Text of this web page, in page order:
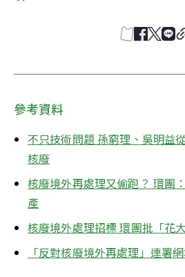
參考資料
不只技術問題 孫窮理、吳明益
核廢
核廢境外再處理又偷跑？ 環團
產
核廢境外處理招標 環團批「花
「反對核廢境外再處理」連署